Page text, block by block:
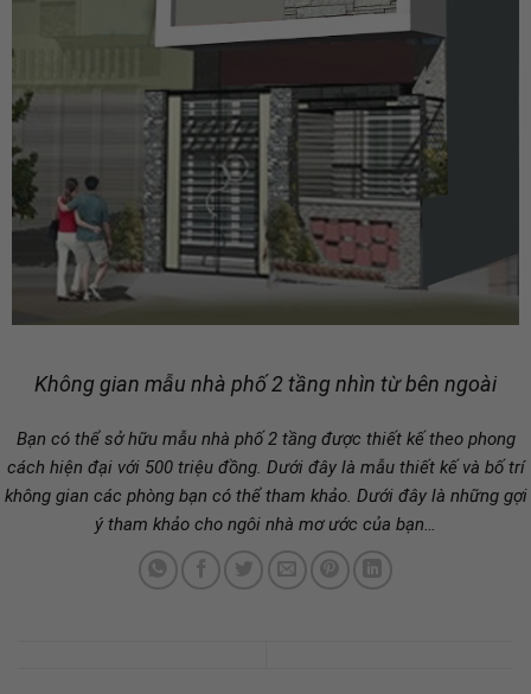
Không gian mẫu nhà phố 2 tầng nhìn từ bên ngoài
Bạn có thể sở hữu mẫu nhà phố 2 tầng được thiết kế theo phong
cách hiện đại với 500 triệu đồng. Dưới đây là mẫu thiết kế và bố trí
không gian các phòng bạn có thể tham khảo. Dưới đây là những gợi
ý tham khảo cho ngôi nhà mơ ước của bạn…